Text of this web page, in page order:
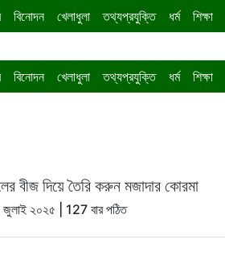
বিনোদন খেলাধুলা তথ্যপ্রযুক্তি ধর্ম শিক্ষা
বিনোদন খেলাধুলা তথ্যপ্রযুক্তি ধর্ম শিক্ষা
বীজ দিয়ে তৈরি করুন মজাদার কোরমা
জুলাই ২০২৫ | 127 বার পঠিত